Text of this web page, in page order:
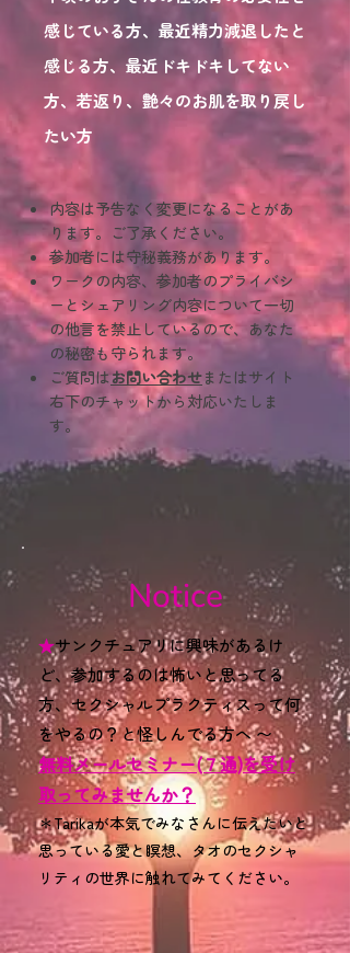
感じている方、最近精力減退したと
感じる方、最近ドキドキしてない
方、若返り、艶々のお肌を取り戻し
たい方
内容は予告なく変更になることがあ
ります。​ご了承ください。
参加者には守秘義務があります。
ワークの内容、参加者のプライバシ
ーとシェアリング内容について一切
の他言を禁止しているので、あなた
の秘密も守られます。
ご質問はお問い合わせまたはサイト
右下のチャットから対応いたしま
す。
Notice
★サンクチュアリに興味があるけ
ど、参加するのは怖いと思ってる
方、セクシャルプラクティスって何
をやるの？と怪しんでる方へ 〜
無料メールセミナー(７通)を受け
取ってみませんか？
＊Tarikaが本気でみなさんに伝えたいと
思っている愛と瞑想、タオのセクシャ
リティの世界に触れてみてください。